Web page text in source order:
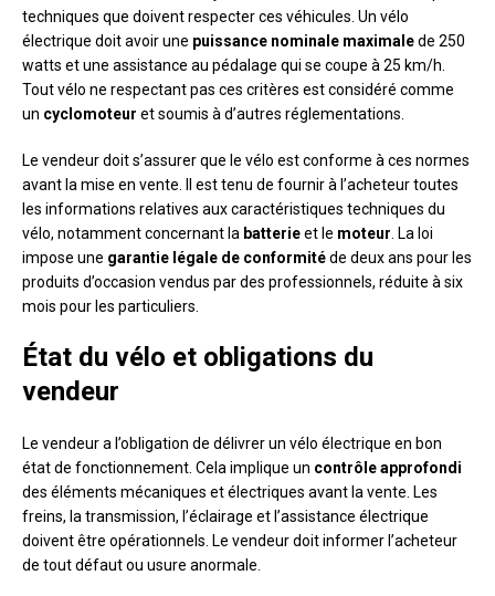
techniques que doivent respecter ces véhicules. Un vélo
électrique doit avoir une puissance nominale maximalede 250
watts et une assistance au pédalage qui se coupe à 25 km/h.
Tout vélo ne respectant pas ces critères est considéré comme
un cyclomoteur et soumis à d’autres réglementations.
Le vendeur doit s’assurer que le vélo est conforme à ces normes
avant la mise en vente. Il est tenu de fournir à l’acheteur toutes
les informations relatives aux caractéristiques techniques du
vélo, notamment concernant la batterieet le moteur. La loi
impose une garantie légale de conformitéde deux ans pour les
produits d’occasion vendus par des professionnels, réduite à six
mois pour les particuliers.
État du vélo et obligations du
vendeur
Le vendeur a l’obligation de délivrer un vélo électrique en bon
état de fonctionnement. Cela implique un contrôle approfondi
des éléments mécaniques et électriques avant la vente. Les
freins, la transmission, l’éclairage et l’assistance électrique
doivent être opérationnels. Le vendeur doit informer l’acheteur
de tout défaut ou usure anormale.